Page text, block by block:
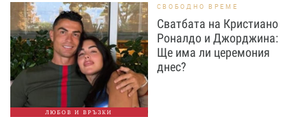
ЛЮБОВ И ВРЪЗКИ
СВОБОДНО ВРЕМЕ
Сватбата на Кристиано
Роналдо и Джорджина:
Ще има ли церемония
днес?